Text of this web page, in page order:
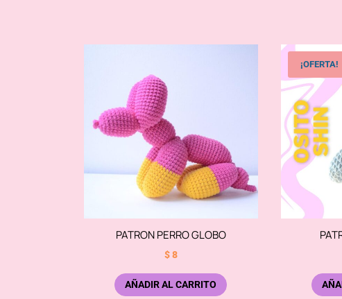
PATRON PERRO GLOBO
$8
AÑADIR AL CARRITO
¡OFERTA!